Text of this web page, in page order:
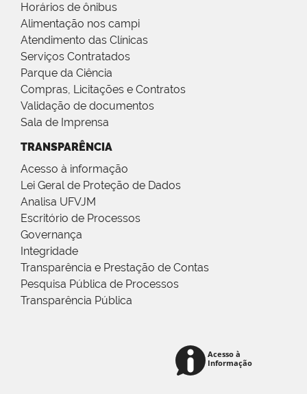
Horários de ônibus
Alimentação nos campi
Atendimento das Clínicas
Serviços Contratados
Parque da Ciência
Compras, Licitações e Contratos
Validação de documentos
Sala de Imprensa
TRANSPARÊNCIA
Acesso à informação
Lei Geral de Proteção de Dados
Analisa UFVJM
Escritório de Processos
Governança
Integridade
Transparência e Prestação de Contas
Pesquisa Pública de Processos
Transparência Pública